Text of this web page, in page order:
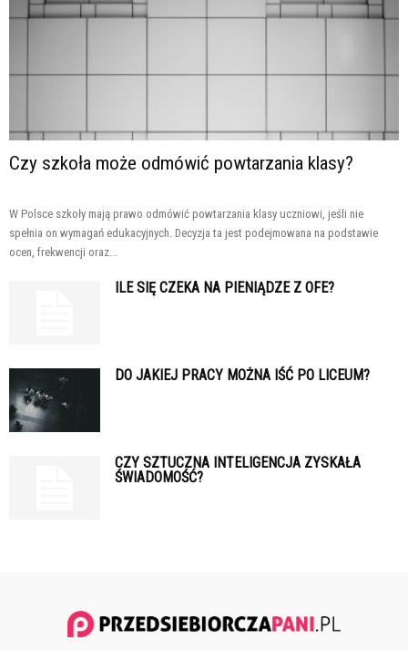
Czy szkoła może odmówić powtarzania klasy?
W Polsce szkoły mają prawo odmówić powtarzania klasy uczniowi, jeśli nie
spełnia on wymagań edukacyjnych. Decyzja ta jest podejmowana na podstawie
ocen, frekwencji oraz...
ILE SIĘ CZEKA NA PIENIĄDZE Z OFE?
DO JAKIEJ PRACY MOŻNA IŚĆ PO LICEUM?
CZY SZTUCZNA INTELIGENCJA ZYSKAŁA
ŚWIADOMOŚĆ?